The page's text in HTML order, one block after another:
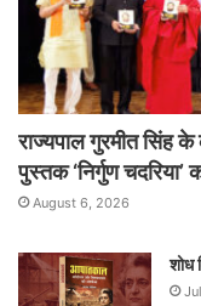
राज्यपाल गुरमीत सिंह
पुस्तक ‘निर्गुण चदरिया’
August 6, 2026
शोध